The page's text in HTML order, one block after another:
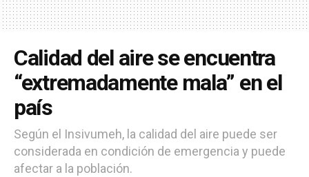
Calidad del aire se encuentra
“extremadamente mala” en el
país
Según el Insivumeh, la calidad del aire puede ser
considerada en condición de emergencia y puede
afectar a la población.